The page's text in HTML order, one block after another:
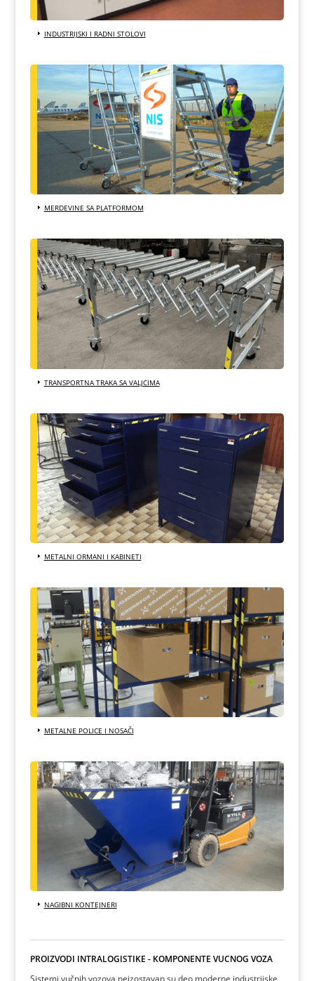
INDUSTRIJSKI I RADNI STOLOVI
MERDEVINE SA PLATFORMOM
TRANSPORTNA TRAKA SA VALJCIMA
METALNI ORMANI I KABINETI
METALNE POLICE I NOSAČI
NAGIBNI KONTEJNERI
PROIZVODI INTRALOGISTIKE - KOMPONENTE VUČNOG VOZA